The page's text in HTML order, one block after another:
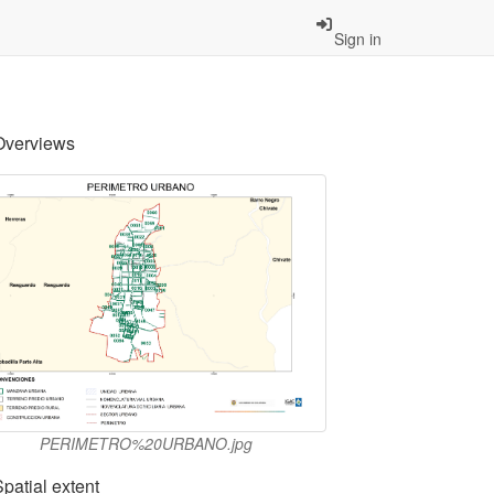
Sign in
PERIMETRO%20URBANO.jpg
extent